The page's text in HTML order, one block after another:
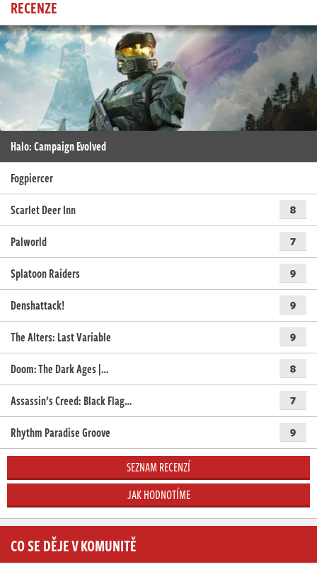
RECENZE
Halo: Campaign Evolved
Fogpiercer
Scarlet Deer Inn
8
Palworld 7
Splatoon Raiders 9
Denshattack! 9
The Alters: Last Variable 9
Doom: The Dark Ages |… 8
Assassin’s Creed: Black Flag… 7
Rhythm Paradise Groove 9
SEZNAM RECENZÍ
JAK HODNOTÍME
CO SE DĚJE V KOMUNITĚ